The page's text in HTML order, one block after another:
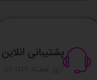
پشتیبانی انلاین
​7روز هفته 10تا 20